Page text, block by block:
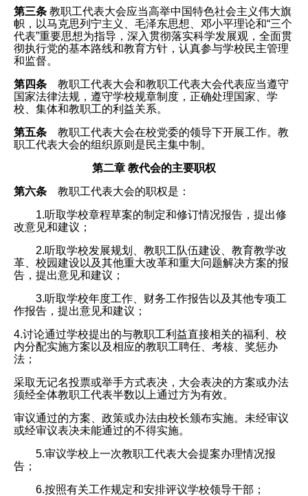
第三条 教职工代表大会应当高举中国特色社会主义伟大旗
帜，以马克思列宁主义、毛泽东思想、邓小平理论和“三个
代表”重要思想为指导，深入贯彻落实科学发展观，全面贯
彻执行党的基本路线和教育方针，认真参与学校民主管理
和监督。
第四条 教职工代表大会和教职工代表大会代表应当遵守
国家法律法规，遵守学校规章制度，正确处理国家、学
校、集体和教职工的利益关系。
第五条 教职工代表大会在校党委的领导下开展工作。教
职工代表大会的组织原则是民主集中制。
第二章 教代会的主要职权
第六条 教职工代表大会的职权是：
1.听取学校章程草案的制定和修订情况报告，提出修
改意见和建议；
2.听取学校发展规划、教职工队伍建设、教育教学改
革、校园建设以及其他重大改革和重大问题解决方案的报
告，提出意见和建议；
3.听取学校年度工作、财务工作报告以及其他专项工
作报告，提出意见和建议；
4.讨论通过学校提出的与教职工利益直接相关的福利、校
内分配实施方案以及相应的教职工聘任、考核、奖惩办
法；
采取无记名投票或举手方式表决，大会表决的方案或办法
须经全体教职工代表半数以上通过方为有效。
审议通过的方案、政策或办法由校长颁布实施。未经审议
或经审议表决未能通过的不得实施。
5.审议学校上一次教职工代表大会提案办理情况报
告；
6.按照有关工作规定和安排评议学校领导干部；